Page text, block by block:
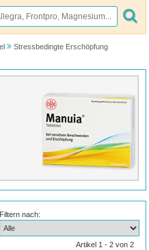
Stressbedingte Erschöpfung
Filtern nach:
Artikel 1 - 2 von 2